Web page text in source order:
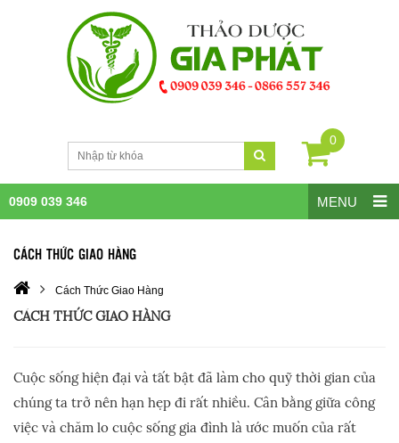
0
MENU
0909 039 346
CÁCH THỨC GIAO HÀNG
Cách Thức Giao Hàng
CÁCH THỨC GIAO HÀNG
Cuộc sống hiện đại và tất bật đã làm cho quỹ thời gian của
chúng ta trở nên hạn hẹp đi rất nhiều. Cân bằng giữa công
việc và chăm lo cuộc sống gia đình là ước muốn của rất